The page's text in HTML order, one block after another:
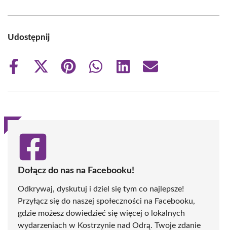
Udostępnij
Share
Share
(Twitter)
Share
Share
Share
Share
Dołącz do nas na Facebooku!
Odkrywaj, dyskutuj i dziel się tym co najlepsze!
Przyłącz się do naszej społeczności na Facebooku,
gdzie możesz dowiedzieć się więcej o lokalnych
wydarzeniach w Kostrzynie nad Odrą. Twoje zdanie